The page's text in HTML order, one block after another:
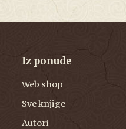
Iz ponude
Web shop
Sve knjige
Autori